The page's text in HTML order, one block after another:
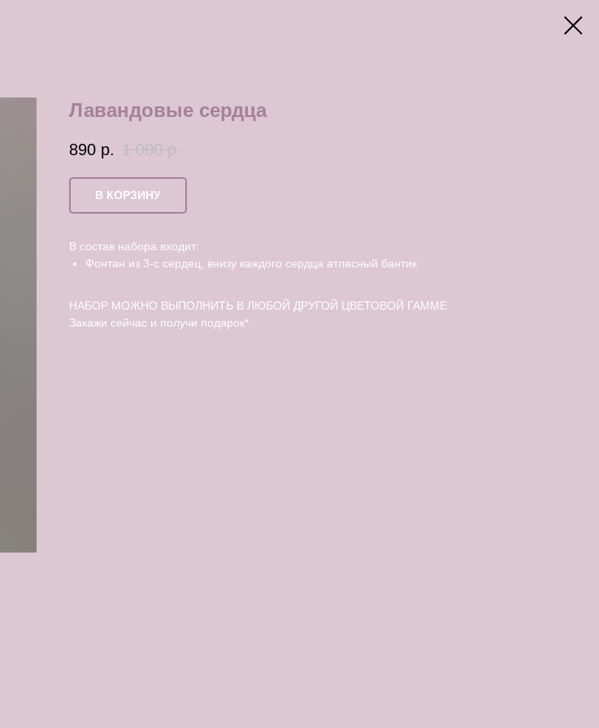
Лавандовые сердца
890 р. 1 000 р.
В КОРЗИНУ
В состав набора входит:
Фонтан из 3-с сердец, внизу каждого сердца атласный бантик
НАБОР МОЖНО ВЫПОЛНИТЬ В ЛЮБОЙ ДРУГОЙ ЦВЕТОВОЙ ГАММЕ
Закажи сейчас и получи подарок*